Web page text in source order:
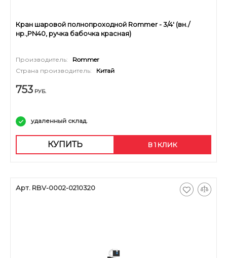
Кран шаровой полнопроходной Rommer - 3/4' (вн./
нр.,PN40, ручка бабочка красная)
Производитель:
Rommer
Страна производитель:
Китай
753 РУБ.
удаленный склад.
КУПИТЬ В 1 КЛИК
Арт. RBV-0002-0210320